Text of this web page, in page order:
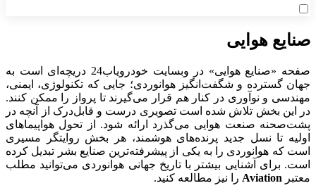
صنایع هوایی
صفحه «صنایع هوایی» در وبسایت خودرویاب24 دریچه‌ای است به
جهان گسترده و شگفت‌انگیز هوانوردی؛ جایی که تکنولوژی، ایمنی،
مهندسی و نوآوری در کنار هم قرار می‌گیرند تا پرواز را ممکن کنند.
در این بخش تلاش شده است تصویری درست و قابل‌درک از آنچه در
پشت‌صحنه صنعت هوایی می‌گذرد ارائه شود. از تحول هواپیماهای
اولیه تا نسل جدید پرنده‌های هوشمند، هر بخش روایتگر مسیری
است که هوانوردی را به یکی از پیشرفته‌ترین صنایع بشر تبدیل کرده
است. برای آشنایی بیشتر با تاریخ جهانی هوانوردی می‌توانید مطلب
معتبر Aviation را نیز مطالعه کنید.